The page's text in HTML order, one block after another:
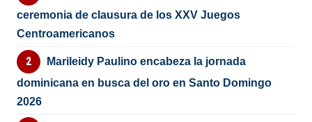
ceremonia de clausura de los XXV Juegos
Centroamericanos
Marileidy Paulino encabeza la jornada
dominicana en busca del oro en Santo Domingo
2026